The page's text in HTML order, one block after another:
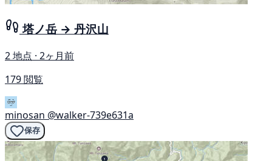
塔ノ岳 → 丹沢山
2 地点 · 2ヶ月前
179 閲覧
minosan @walker-739e631a
保存